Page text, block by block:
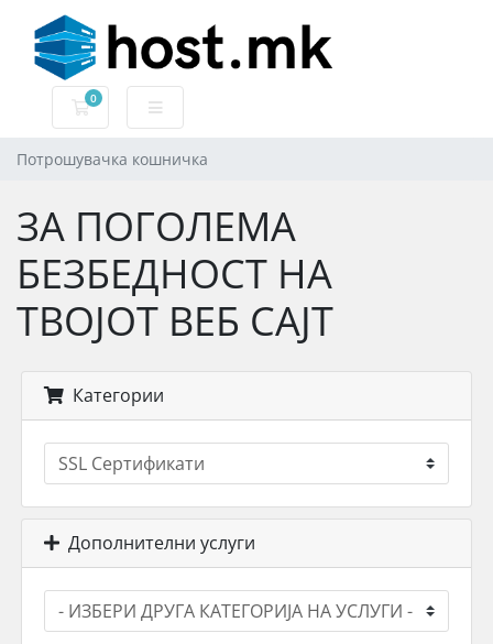
0
Потрошувачка кошничка
Потрошувачка кошничка
ЗА ПОГОЛЕМА
БЕЗБЕДНОСТ НА
ТВОЈОТ ВЕБ САЈТ
Категории
Дополнителни услуги